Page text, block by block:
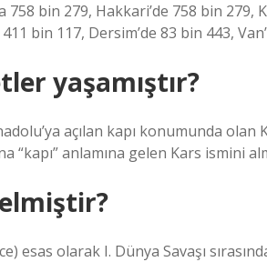
bin 279, Hakkari’de 758 bin 279,
bin 117, Dersim’de 83 bin 443,
yaşamıştır?
açılan kapı konumunda
anlamına gelen Kars ismini
olarak I. Dünya Savaşı